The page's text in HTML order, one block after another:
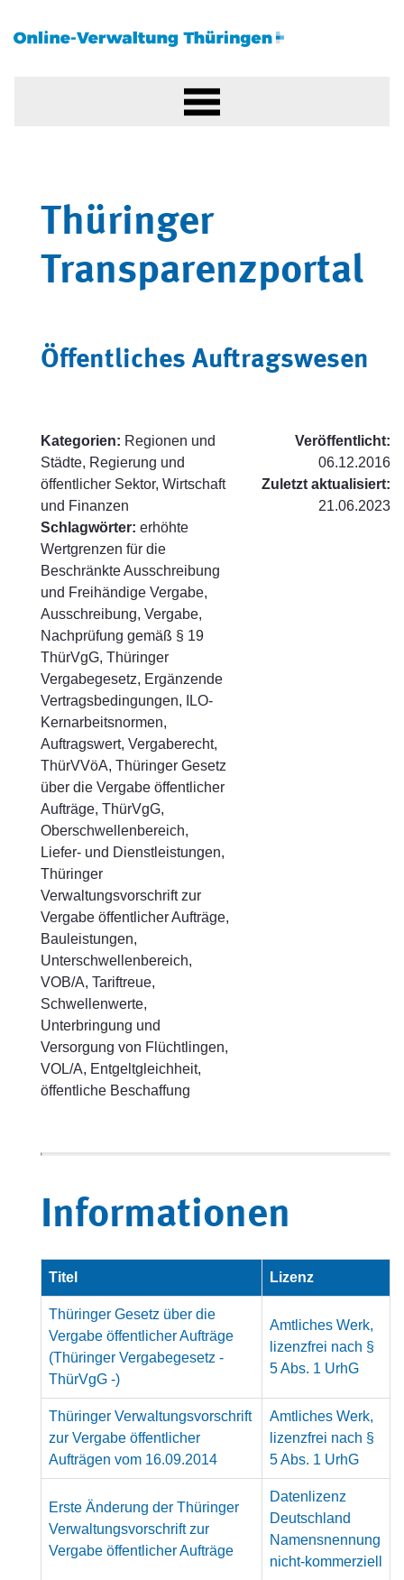
Thüringer
Transparenzportal
Öffentliches Auftragswesen
Kategorien: Regionen und
Städte, Regierung und
öffentlicher Sektor, Wirtschaft
und Finanzen
Schlagwörter: erhöhte
Wertgrenzen für die
Beschränkte Ausschreibung
und Freihändige Vergabe,
Ausschreibung, Vergabe,
Nachprüfung gemäß § 19
ThürVgG, Thüringer
Vergabegesetz, Ergänzende
Vertragsbedingungen, ILO-
Kernarbeitsnormen,
Auftragswert, Vergaberecht,
ThürVVöA, Thüringer Gesetz
über die Vergabe öffentlicher
Aufträge, ThürVgG,
Oberschwellenbereich,
Liefer- und Dienstleistungen,
Thüringer
Verwaltungsvorschrift zur
Vergabe öffentlicher Aufträge,
Bauleistungen,
Unterschwellenbereich,
VOB/A, Tariftreue,
Schwellenwerte,
Unterbringung und
Versorgung von Flüchtlingen,
VOL/A, Entgeltgleichheit,
öffentliche Beschaffung
Veröffentlicht:
06.12.2016
Zuletzt aktualisiert:
21.06.2023
Informationen
Titel Lizenz
Thüringer Gesetz über die
Vergabe öffentlicher Aufträge
(Thüringer Vergabegesetz -
ThürVgG -)
Amtliches Werk,
lizenzfrei nach §
5 Abs. 1 UrhG
Thüringer Verwaltungsvorschrift
zur Vergabe öffentlicher
Aufträgen vom 16.09.2014
Amtliches Werk,
lizenzfrei nach §
5 Abs. 1 UrhG
Erste Änderung der Thüringer
Verwaltungsvorschrift zur
Vergabe öffentlicher Aufträge
Datenlizenz
Deutschland
Namensnennung
nicht-kommerziell